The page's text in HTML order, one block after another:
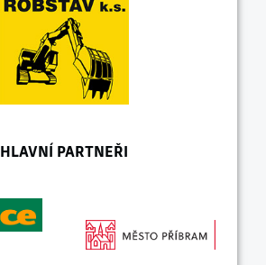
HLAVNÍ PARTNEŘI